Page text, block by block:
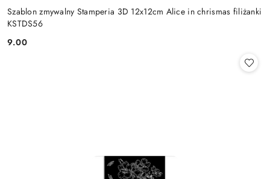
Szablon zmywalny Stamperia 3D 12x12cm Alice in chrismas filiżanki
KSTDS56
Cena:
9.00